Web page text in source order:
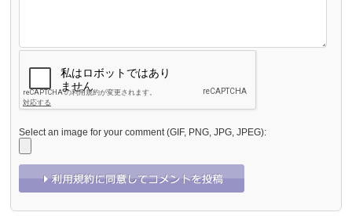
Select an image for your comment (GIF, PNG, JPG, JPEG):